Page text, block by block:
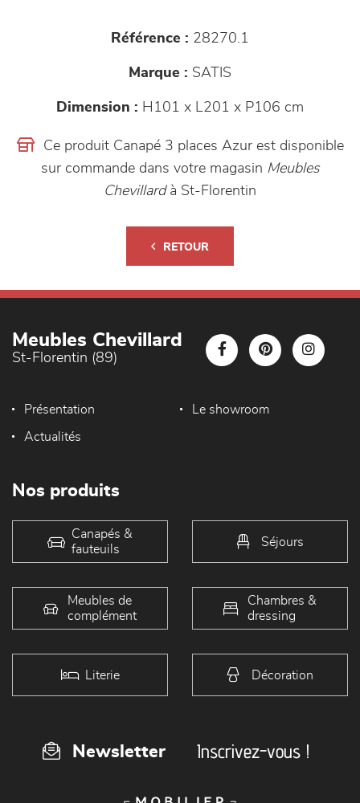
Référence : 28270.1
Marque : SATIS
Dimension : H101 x L201 x P106 cm
Ce produit Canapé 3 places Azur est disponible
sur commande dans votre magasin Meubles
Chevillardà St-Florentin
RETOUR
Meubles Chevillard
St-Florentin (89)
Présentation Le showroom
Actualités
Nos produits
Canapés &
fauteuils
Séjours
Meubles de
complément
Chambres &
dressing
Literie Décoration
Newsletter Inscrivez-vous !